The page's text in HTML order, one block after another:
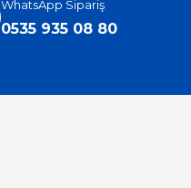
WhatsApp Sipariş
0535 935 08 80